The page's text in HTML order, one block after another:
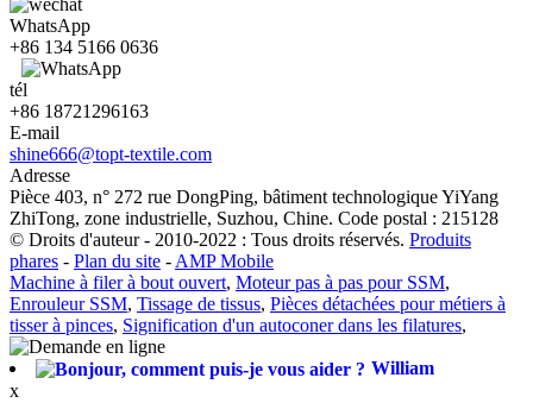
WhatsApp
+86 134 5166 0636
tél
+86 18721296163
E-mail
shine666@topt-textile.com
Adresse
Pièce 403, n° 272 rue DongPing, bâtiment technologique YiYang
ZhiTong, zone industrielle, Suzhou, Chine. Code postal : 215128
© Droits d'auteur - 2010-2022 : Tous droits réservés. Produits
phares - Plan du site - AMP Mobile
Machine à filer à bout ouvert, Moteur pas à pas pour SSM,
Enrouleur SSM, Tissage de tissus, Pièces détachées pour métiers à
tisser à pinces, Signification d'un autoconer dans les filatures,
William
x